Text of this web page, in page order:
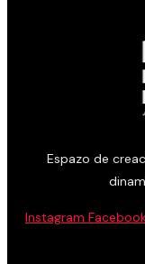
Espazo de
Instagram